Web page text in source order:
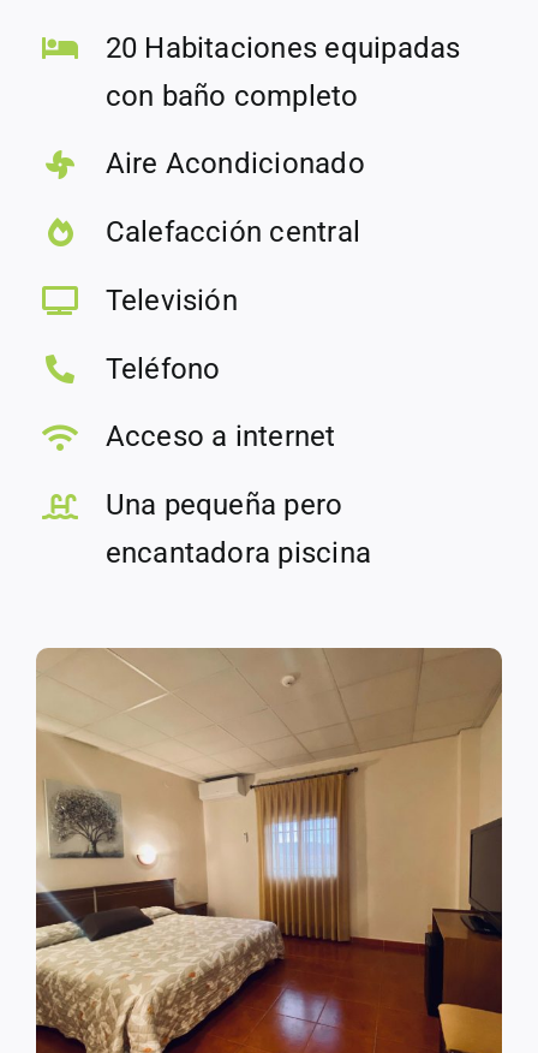
20 Habitaciones equipadas
con baño completo
Aire Acondicionado
Calefacción central
Televisión
Teléfono
Acceso a internet
Una pequeña pero
encantadora piscina